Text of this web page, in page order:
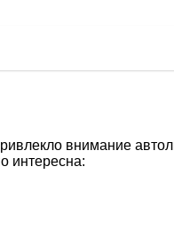
внимание
интересна: